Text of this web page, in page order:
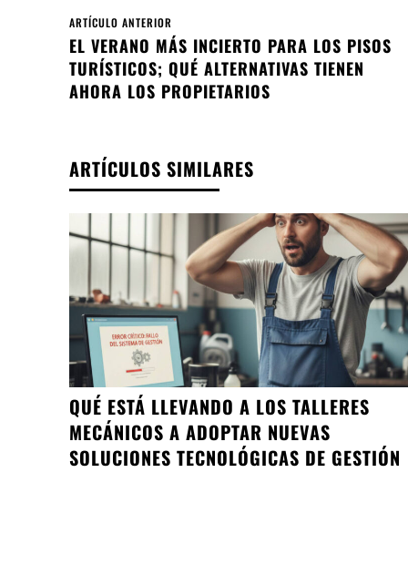
ARTÍCULO ANTERIOR
EL VERANO MÁS INCIERTO PARA LOS PISOS
TURÍSTICOS; QUÉ ALTERNATIVAS TIENEN
AHORA LOS PROPIETARIOS
ARTÍCULOS SIMILARES
QUÉ ESTÁ LLEVANDO A LOS TALLERES
MECÁNICOS A ADOPTAR NUEVAS
SOLUCIONES TECNOLÓGICAS DE GESTIÓN